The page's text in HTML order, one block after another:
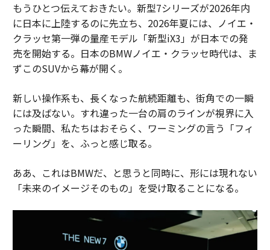
もうひとつ伝えておきたい。新型7シリーズが2026年内
に日本に上陸するのに先立ち、2026年夏には、ノイエ・
クラッセ第一弾の量産モデル「新型iX3」が日本での発
売を開始する。日本のBMWノイエ・クラッセ時代は、ま
ずこのSUVから幕が開く。
新しい操作系も、長くなった航続距離も、街角での一瞬
には及ばない。すれ違った一台の肩のラインが視界に入
った瞬間、私たちはおそらく、ワーミングの言う「フィ
ーリング」を、ふっと感じ取る。
ああ、これはBMWだ、と思うと同時に、形には現れない
「未来のイメージそのもの」を受け取ることになる。